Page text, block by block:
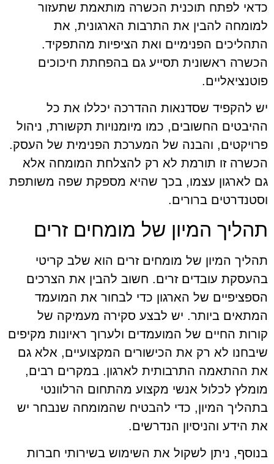
כדאי לפתח תוכנית הכשרה מותאמת שתעזור
למומחה להבין את התרבות הארגונית, את
התהליכים הפנימיים ואת הציפיות מהתפקיד.
הכשרה ראשונית תסייע גם בהפחתת חיכוכים
פוטנציאליים.
יש להקפיד שסדנאות ההדרכה יכללו את כל
ההיבטים החשובים, כמו מיומנויות תקשורת, ניהול
פרויקטים, והבנה של המערכת הפנימית של העסק.
הכשרה זו תורמת לא רק להצלחת המומחה אלא
גם לארגון עצמו, בכך שהיא מספקת שפה משותפת
וסטנדרטים ברורים.
תהליך המיון של מומחים זרים
תהליך המיון של מומחים זרים הוא שלב קריטי
בהעסקת עובדים זרים. חשוב להבין את הצרכים
הספציפיים של הארגון כדי לבחור את המועמד
המתאים ביותר. יש לבצע סקירה מעמיקה של
קורות החיים של המועמדים ולערוך ראיונות מקיפים
שיבחנו לא רק את הכישורים המקצועיים, אלא גם
את ההתאמה התרבותית לארגון. במקרים רבים,
מומלץ לכלול אנשי מקצוע מהתחום הרלוונטי
בתהליך המיון, כדי להבטיח שהמומחה שנבחר יש
את הידע והניסיון הנדרשים.
בנוסף, ניתן לשקול את השימוש בשירותי חברות